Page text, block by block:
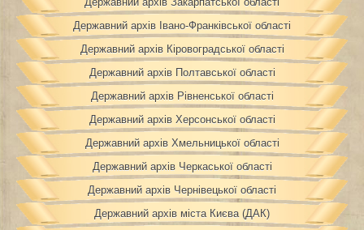
Державний архів Івано-Франківської області
Державний архів Кіровоградської області
Державний архів Полтавської області
Державний архів Рівненської області
Державний архів Херсонської області
Державний архів Хмельницької області
Державний архів Черкаської області
Державний архів Чернівецької області
Державний архів міста Києва (ДАК)